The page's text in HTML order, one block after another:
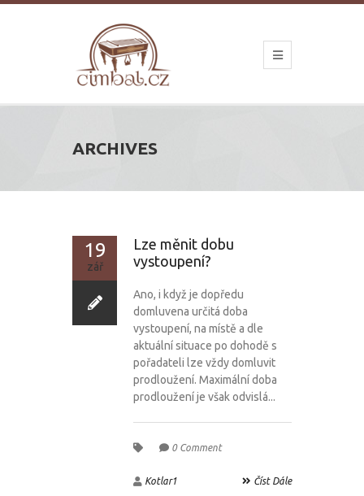
ARCHIVES
19
zář
Lze měnit dobu
vystoupení?
Ano, i když je dopředu
domluvena určitá doba
vystoupení, na místě a dle
aktuální situace po dohodě s
pořadateli lze vždy domluvit
prodloužení. Maximální doba
prodloužení je však odvislá...
0 Comment
Kotlar1 Číst Dále